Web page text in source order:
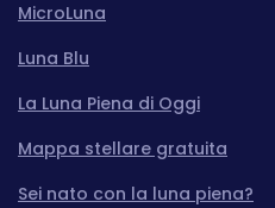
MicroLuna
Luna Blu
La Luna Piena di Oggi
Mappa stellare gratuita
Sei nato con la luna piena?